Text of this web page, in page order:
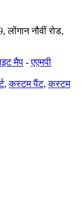
नौवीं रोड,
मैप -एएमपी
,कस्टम पैंट,कस्टम